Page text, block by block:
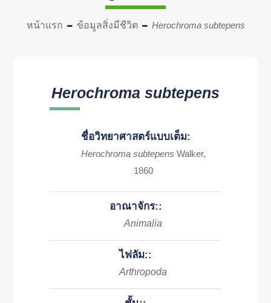
หน้าแรก ข้อมูลสิ่งมีชีวิต Herochroma subtepens
Herochroma subtepens
ชื่อวิทยาศาสตร์แบบเต็ม:
Herochroma subtepens Walker,
1860
อาณาจักร::
Animalia
ไฟลัม::
Arthropoda